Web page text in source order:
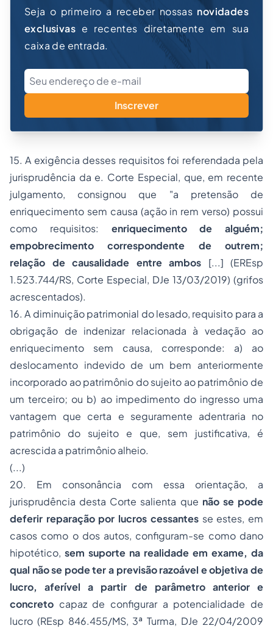
Seja o primeiro a receber nossas novidades
exclusivas e recentes diretamente em sua
caixa de entrada.
Inscrever
15. A exigência desses requisitos foi referendada pela
jurisprudência da e. Corte Especial, que, em recente
julgamento, consignou que "a pretensão de
enriquecimento sem causa (ação in rem verso) possui
como requisitos: enriquecimento de alguém;
empobrecimento correspondente de outrem;
relação de causalidade entre ambos [...] (EREsp
1.523.744/RS, Corte Especial, DJe 13/03/2019) (grifos
acrescentados).
16. A diminuição patrimonial do lesado, requisito para a
obrigação de indenizar relacionada à vedação ao
enriquecimento sem causa, corresponde: a) ao
deslocamento indevido de um bem anteriormente
incorporado ao patrimônio do sujeito ao patrimônio de
um terceiro; ou b) ao impedimento do ingresso uma
vantagem que certa e seguramente adentraria no
patrimônio do sujeito e que, sem justificativa, é
acrescida a patrimônio alheio.
(...)
20. Em consonância com essa orientação, a
jurisprudência desta Corte salienta que não se pode
deferir reparação por lucros cessantesse estes, em
casos como o dos autos, configuram-se como dano
hipotético, sem suporte na realidade em exame, da
qual não se pode ter a previsão razoável e objetiva de
lucro, aferível a partir de parâmetro anterior e
concreto capaz de configurar a potencialidade de
lucro (REsp 846.455/MS, 3ª Turma, DJe 22/04/2009